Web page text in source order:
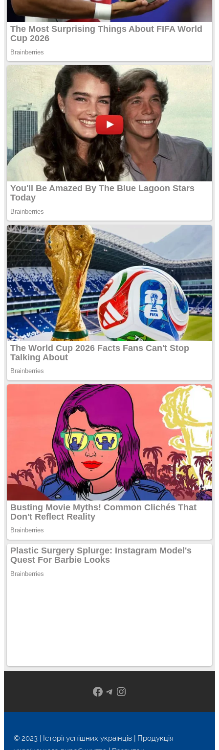
Facebook
Telegram
Instagram
© 2023 | Історії успішних українців | Продукція